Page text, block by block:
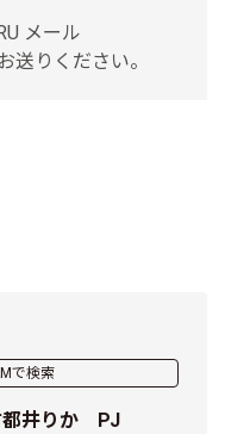
メール
送りください。
で検索
井りか PJ